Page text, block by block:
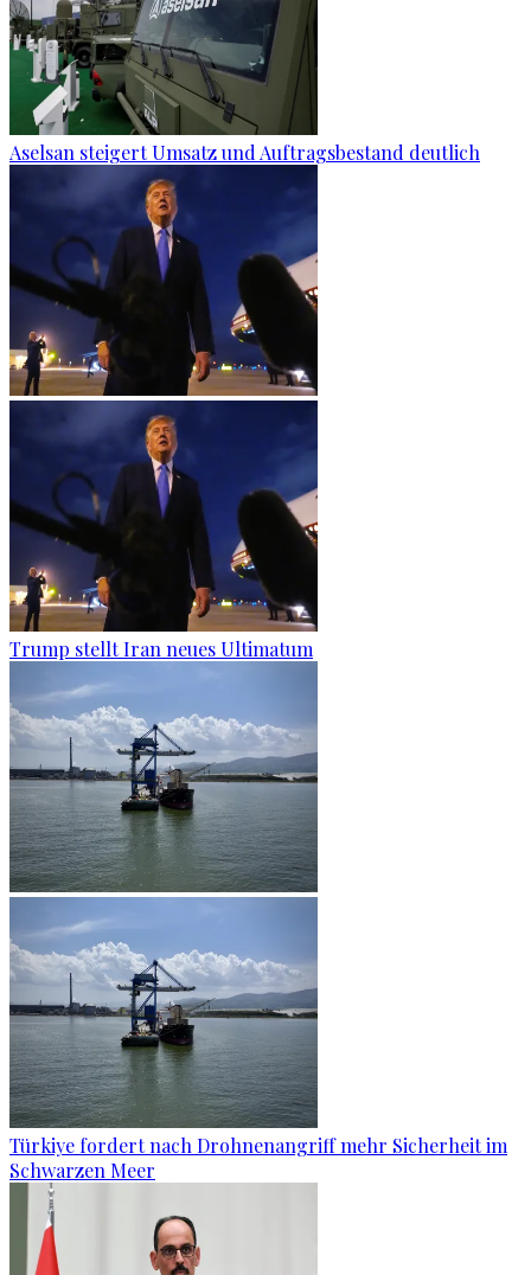
Aselsan steigert Umsatz und Auftragsbestand deutlich
Trump stellt Iran neues Ultimatum
Türkiye fordert nach Drohnenangriff mehr Sicherheit im
Schwarzen Meer